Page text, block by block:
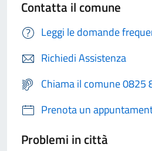
Contatta il comune
Leggi le domande
Richiedi Assistenza
Chiama il comune 0825
Prenota un
Problemi in città